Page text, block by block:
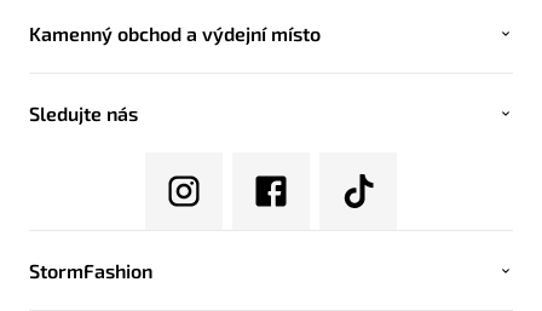
Kamenný obchod a výdejní místo
Sledujte nás
StormFashion